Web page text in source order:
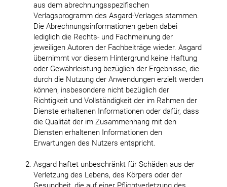
aus dem abrechnungsspezifischen
Verlagsprogramm des Asgard-Verlages stammen.
Die Abrechnungsinformationen geben dabei
lediglich die Rechts- und Fachmeinung der
jeweiligen Autoren der Fachbeiträge wieder. Asgard
übernimmt vor diesem Hintergrund keine Haftung
oder Gewährleistung bezüglich der Ergebnisse, die
durch die Nutzung der Anwendungen erzielt werden
können, insbesondere nicht bezüglich der
Richtigkeit und Vollständigkeit der im Rahmen der
Dienste erhaltenen Informationen oder dafür, dass
die Qualität der im Zusammenhang mit den
Diensten erhaltenen Informationen den
Erwartungen des Nutzers entspricht.
Asgard haftet unbeschränkt für Schäden aus der
Verletzung des Lebens, des Körpers oder der